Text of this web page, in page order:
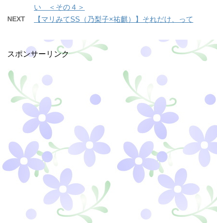
い ＜その４＞
NEXT 【マリみてSS（乃梨子×祐麒）】それだけ、って
スポンサーリンク